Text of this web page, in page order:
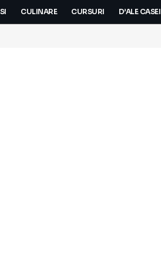
CULINARE CURSURI D’ALE CASEI